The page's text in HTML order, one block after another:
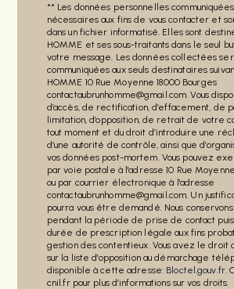
** Les données personnelles
nécessaires aux fins de vous contacter et
dans un fichier informatisé. Elles sont
HOMME et ses sous-traitants dans le seul
votre message. Les données collectées
communiquées aux seuls destinataires
HOMME 10 Rue Moyenne 18000 Bourges
contactaubrunhomme@gmail.com. Vous
d’accès, de rectification, d’effacement, de
limitation, d’opposition, de retrait de votre
tout moment et du droit d’introduire une
d’une autorité de contrôle, ainsi que
vos données post-mortem. Vous pouvez
par voie postale à l'adresse 10 Rue
ou par courrier électronique à l'adresse
contactaubrunhomme@gmail.com. Un
pourra vous être demandé. Nous
pendant la période de prise de contact
durée de prescription légale aux fins
gestion des contentieux. Vous avez le droit
sur la liste d'opposition au démarchage
disponible à cette adresse: Bloctel.gouv.fr.
cnil.fr pour plus d’informations sur vos droits.